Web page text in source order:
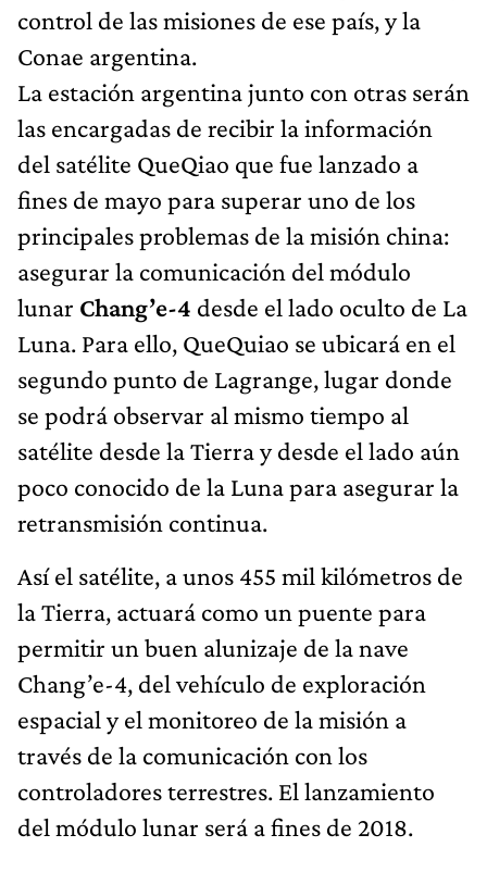
control de las misiones de ese país, y la
Conae argentina.
La estación argentina junto con otras serán
las encargadas de recibir la información
del satélite QueQiao que fue lanzado a
fines de mayo para superar uno de los
principales problemas de la misión china:
asegurar la comunicación del módulo
lunar Chang’e-4 desde el lado oculto de La
Luna. Para ello, QueQuiao se ubicará en el
segundo punto de Lagrange, lugar donde
se podrá observar al mismo tiempo al
satélite desde la Tierra y desde el lado aún
poco conocido de la Luna para asegurar la
retransmisión continua.
Así el satélite, a unos 455 mil kilómetros de
la Tierra, actuará como un puente para
permitir un buen alunizaje de la nave
Chang’e-4, del vehículo de exploración
espacial y el monitoreo de la misión a
través de la comunicación con los
controladores terrestres. El lanzamiento
del módulo lunar será a fines de 2018.